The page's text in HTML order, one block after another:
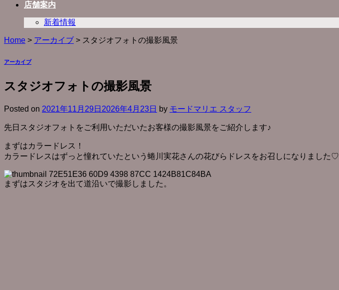
店舗案内
新着情報
Home > アーカイブ > スタジオフォトの撮影風景
アーカイブ
スタジオフォトの撮影風景
Posted on 2021年11月29日 2026年4月23日 by モードマリエ スタッフ
先日スタジオフォトをご利用いただいたお客様の撮影風景をご紹介します♪
まずはカラードレス！
カラードレスはずっと憧れていたという蜷川実花さんの花びらドレスをお召しになりました♡
まずはスタジオを出て道沿いで撮影しました。